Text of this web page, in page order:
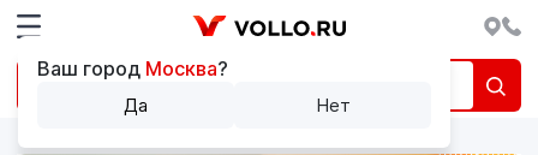
Ваш город Москва?
Да Нет